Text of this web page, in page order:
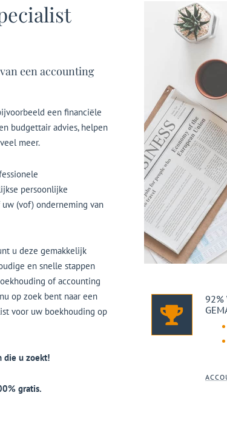
een accounting
een financiële
budgettair advies, helpen
meer.
persoonlijke
(vof) onderneming van
u deze gemakkelijk
en snelle stappen
of accounting
op zoek bent naar een
voor uw boekhouding op
die u zoekt!
gratis.
92%